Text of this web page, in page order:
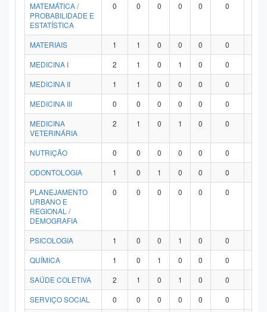
MATEMÁTICA /
PROBABILIDADE E
ESTATÍSTICA
0 0 0 0 0 0
MATERIAIS 1 1 0 0 0 0
MEDICINA I
2 1 0 1 0 0
MEDICINA II
1 1 0 0 0 0
MEDICINA III
0 0 0 0 0 0
MEDICINA
VETERINÁRIA
2 1 0 1 0 0
NUTRIÇÃO 0 0 0 0 0 0
ODONTOLOGIA
1 0 1 0 0 0
PLANEJAMENTO
URBANO E
REGIONAL /
DEMOGRAFIA
0 0 0 0 0 0
PSICOLOGIA 1 0 0 1 0 0
QUÍMICA
1 0 1 0 0 0
SAÚDE COLETIVA
2 1 0 1 0 0
SERVIÇO SOCIAL
0 0 0 0 0 0